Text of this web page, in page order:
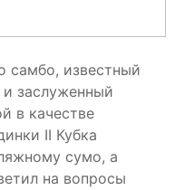
самбо, известный
заслуженный
в качестве
II Кубка
сумо, а
на вопросы